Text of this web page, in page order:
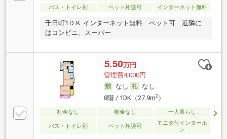
バス・トイレ別
ペット相談可 インターネット無料
千日町1ＤＫ インターネット無料 ペット可 近隣に
はコンビニ、スーパー
5.50万円
管理費4,000円
なし
なし
8階 / 1DK（27.9m2）
礼金なし 敷金なし 一人暮らし
バス・トイレ別 ペット相談可
モニタ付インターホ
ン